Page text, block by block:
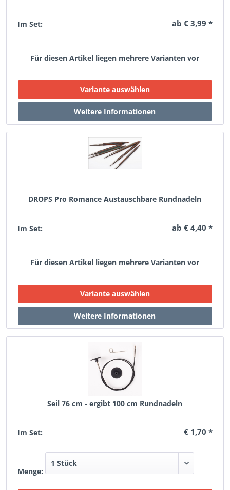
Im Set: ab € 3,99 *
Für diesen Artikel liegen mehrere Varianten vor
DROPS Pro Romance Austauschbare Rundnadeln
Im Set: ab € 4,40 *
Für diesen Artikel liegen mehrere Varianten vor
Seil 76 cm - ergibt 100 cm Rundnadeln
Im Set: € 1,70 *
Menge: